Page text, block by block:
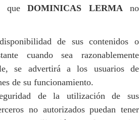
queDOMINICAS LERMAno
de sus contenidos o
cuando sea razonablemente
se advertirá a los usuarios de
de su funcionamiento.
de la utilización de sus
no autorizados puedan tener